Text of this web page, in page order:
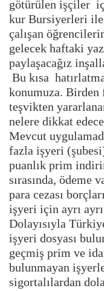
götürülen işçiler
kur Bursiyerleri ile
çalışan
gelecek haftaki
paylaşacağız
Bu kısa
konumuza.
teşvikten
nelere dikkat
Mevcut
fazla işyeri
puanlık prim
sırasında, ödeme
para cezası
işyeri için ayrı
Dolayısıyla
işyeri dosyası
geçmiş prim ve
bulunmayan
sigortalılardan